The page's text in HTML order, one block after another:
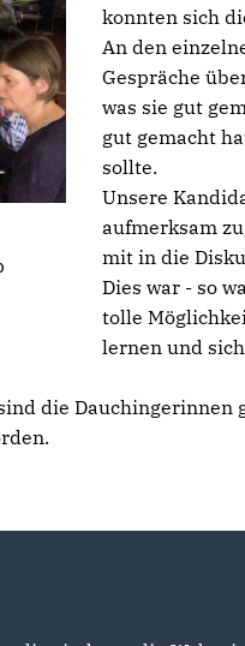
konnten sich
An den
Gespräche
was sie gut
gut gemacht
sollte.
Unsere
aufmerksam
mit in die
Dies war - so
tolle
lernen und
die